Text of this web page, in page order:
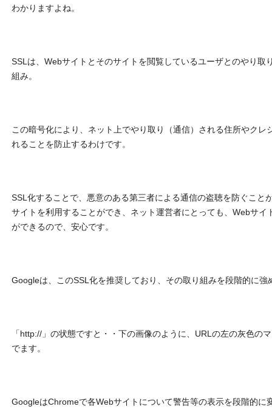
わかりますよね。
SSLは、Webサイトとそのサイトを閲覧しているユーザとのやり取
組み。
この暗号化により、ネット上でやり取り（通信）される住所やクレ
れることを防止するわけです。
SSL化することで、悪意のある第三者による通信の盗聴を防ぐこと
サイトを利用することができ、ネット運営者にとっても、Webサイ
ができるので、安心です。
Googleは、このSSL化を推奨しており、その取り組みを段階的に強
「http://」の状態ですと・・下の画像のように、URLの左の灰色の
でます。
GoogleはChromeで各Webサイトについて警告等の表示を段階的に